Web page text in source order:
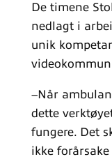
De timene
nedlagt i
unik
–Når
dette
fungere. Det
ikke